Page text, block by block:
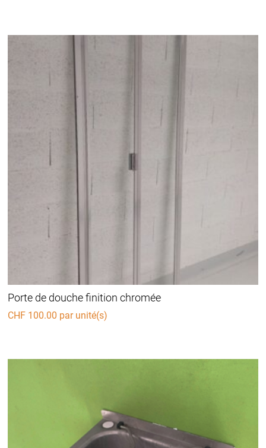
Porte de douche finition chromée
CHF 100.00 par unité(s)